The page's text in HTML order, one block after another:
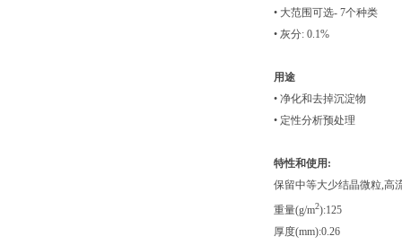
• 大范围可选- 7个种类
• 灰分: 0.1%
用途
• 净化和去掉沉淀物
• 定性分析预处理
特性和使用 :
保留中等大少结晶微粒,高
重量(g/m2):125
厚度(mm):0.26